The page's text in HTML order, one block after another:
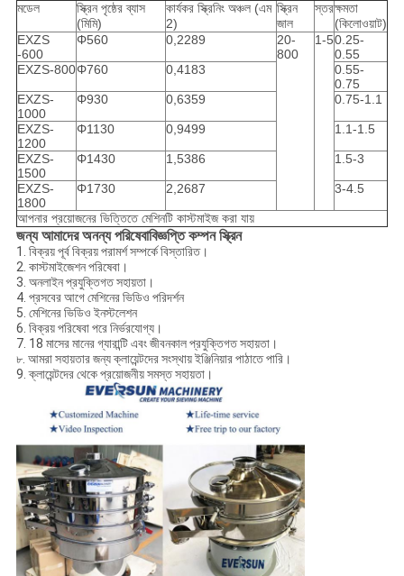
মডেল
স্ক্রিন পৃষ্ঠের ব্যাস
(মিমি)
কার্যকর স্ক্রিনিং অঞ্চল (এম
2)
স্ক্রিন
জাল
স্তরক্ষমতা
(কিলোওয়াট)
EXZS
-600
Φ560 0,2289
20-
800
1-50.25-
0.55
EXZS-800Φ760 0,4183
0.55-
0.75
EXZS-
1000
Φ930 0,6359 0.75-1.1
EXZS-
1200
Φ1130 0,9499 1.1-1.5
EXZS-
1500
Φ1430 1,5386 1.5-3
EXZS-
1800
Φ1730 2,2687 3-4.5
আপনার প্রয়োজনের ভিত্তিতে মেশিনটি কাস্টমাইজ করা যায়
জন্য আমাদের অনন্য পরিষেবাবিজ্ঞপ্তি কম্পন স্ক্রিন
1. বিক্রয় পূর্ব বিক্রয় পরামর্শ সম্পর্কে বিস্তারিত।
2. কাস্টমাইজেশন পরিষেবা।
3. অনলাইন প্রযুক্তিগত সহায়তা।
4. প্রসবের আগে মেশিনের ভিডিও পরিদর্শন
5. মেশিনের ভিডিও ইনস্টলেশন
6. বিক্রয় পরিষেবা পরে নির্ভরযোগ্য।
7. 18 মাসের মানের গ্যারান্টি এবং জীবনকাল প্রযুক্তিগত সহায়তা।
৮. আমরা সহায়তার জন্য ক্লায়েন্টদের সংস্থায় ইঞ্জিনিয়ার পাঠাতে পারি।
9. ক্লায়েন্টদের থেকে প্রয়োজনীয় সমস্ত সহায়তা।